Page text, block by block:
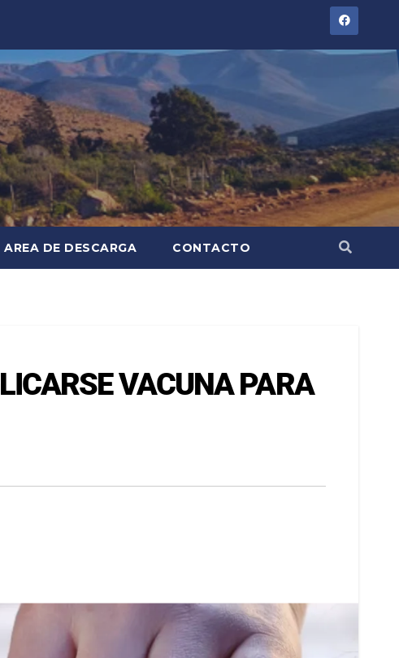
AREA DE DESCARGA CONTACTO
VACUNA PARA